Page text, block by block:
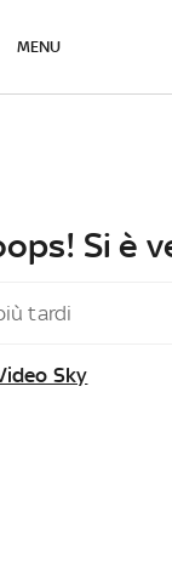
MENU
Si è
tardi
Sky